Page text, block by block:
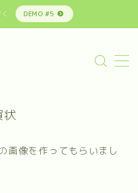
DEMO #5
状
画像を作ってもらいまし